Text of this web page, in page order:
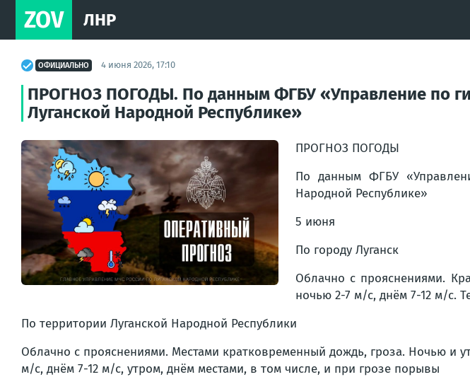
ZOV ЛНР
ОФИЦИАЛЬНО 4 июня 2026, 17:10
ПРОГНОЗ ПОГОДЫ. По данным ФГБУ «Управление по
Луганской Народной Республике»
ПРОГНОЗ ПОГОДЫ
По данным ФГБУ
Народной Республике»
5 июня
По городу Луганск
Облачно с прояснениями.
ночью 2-7 м/с, днём 7-12 м/с.
По территории Луганской Народной Республики
Облачно с прояснениями. Местами кратковременный дождь, гроза. Ночью и
м/с, днём 7-12 м/с, утром, днём местами, в том числе, и при грозе порывы